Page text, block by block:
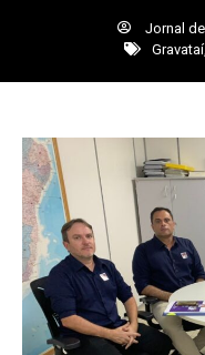
Jornal
Gravataí,